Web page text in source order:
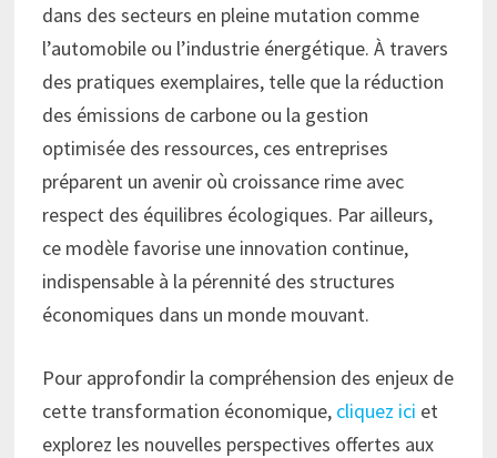
dans des secteurs en pleine mutation comme
l’automobile ou l’industrie énergétique. À travers
des pratiques exemplaires, telle que la réduction
des émissions de carbone ou la gestion
optimisée des ressources, ces entreprises
préparent un avenir où croissance rime avec
respect des équilibres écologiques. Par ailleurs,
ce modèle favorise une innovation continue,
indispensable à la pérennité des structures
économiques dans un monde mouvant.
Pour approfondir la compréhension des enjeux de
cette transformation économique, cliquez ici et
explorez les nouvelles perspectives offertes aux